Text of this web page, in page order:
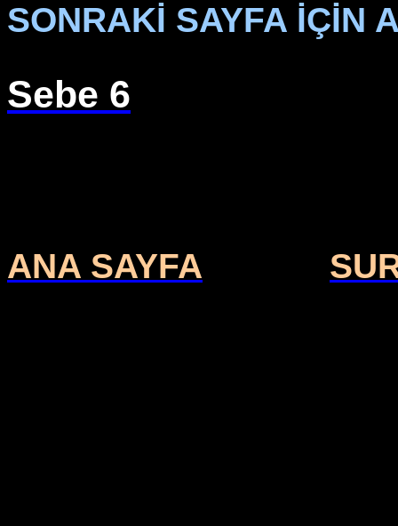
SONRAKİ SAYFA İÇİN
Sebe 6
ANA SAYFA